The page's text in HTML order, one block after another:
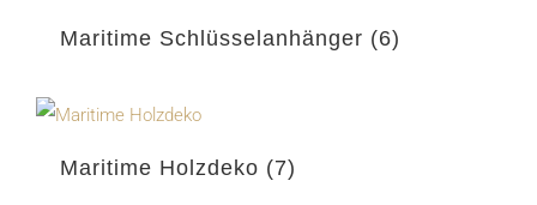
Maritime Schlüsselanhänger (6)
Maritime Holzdeko (7)